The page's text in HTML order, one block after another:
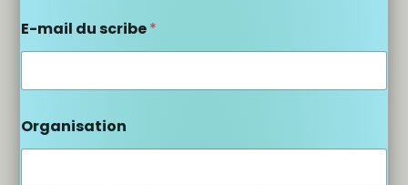
E-mail du scribe*
Organisation